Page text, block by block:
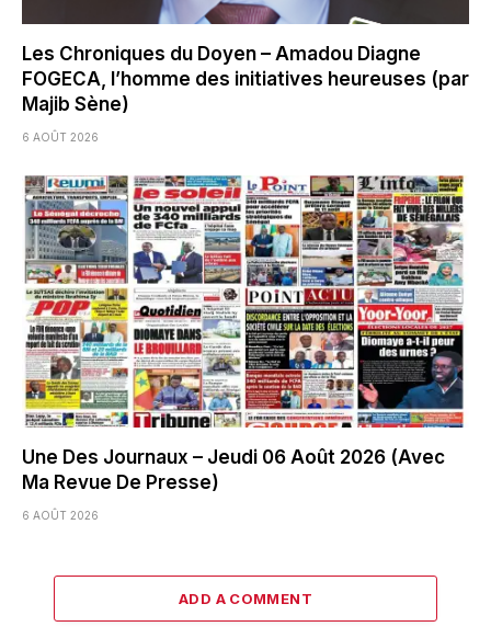
Les Chroniques du Doyen – Amadou Diagne
FOGECA, l’homme des initiatives heureuses (par
Majib Sène)
6 AOÛT 2026
Une Des Journaux – Jeudi 06 Août 2026 (Avec
Ma Revue De Presse)
6 AOÛT 2026
ADD A COMMENT